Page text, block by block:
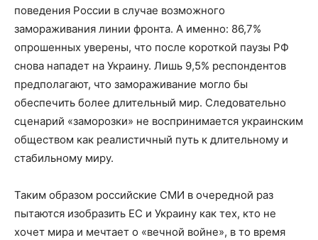
поведения России в случае возможного
замораживания линии фронта. А именно: 86,7%
опрошенных уверены, что после короткой паузы РФ
снова нападет на Украину. Лишь 9,5% респондентов
предполагают, что замораживание могло бы
обеспечить более длительный мир. Следовательно
сценарий «заморозки» не воспринимается украинским
обществом как реалистичный путь к длительному и
стабильному миру.
Таким образом российские СМИ в очередной раз
пытаются изобразить ЕС и Украину как тех, кто не
хочет мира и мечтает о «вечной войне», в то время